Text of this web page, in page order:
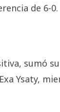
de 6-0.
sumó
Ysaty,